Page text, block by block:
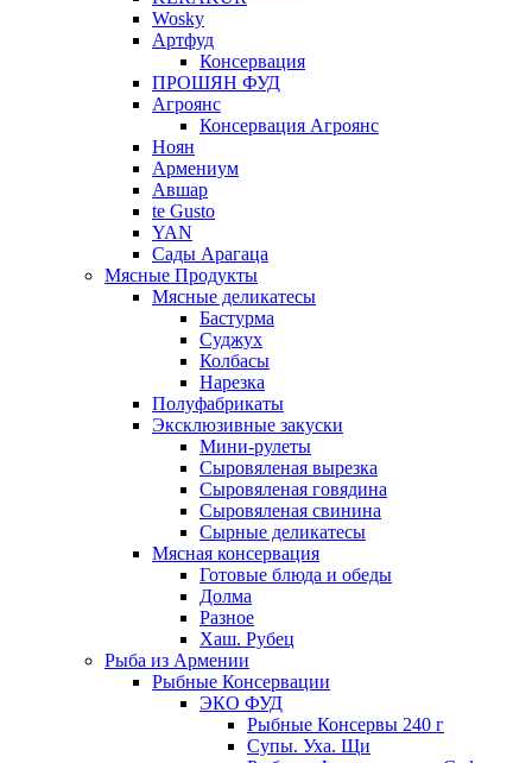
Wosky
Артфуд
Консервация
ПРОШЯН ФУД
Агроянс
Консервация Агроянс
Ноян
Армениум
Авшар
te Gusto
YAN
Сады Арагаца
Мясные Продукты
Мясные деликатесы
Бастурма
Суджух
Колбасы
Нарезка
Полуфабрикаты
Эксклюзивные закуски
Мини-рулеты
Сыровяленая вырезка
Сыровяленая говядина
Сыровяленая свинина
Сырные деликатесы
Мясная консервация
Готовые блюда и обеды
Долма
Разное
Хаш. Рубец
Рыба из Армении
Рыбные Консервации
ЭКО ФУД
Рыбные Консервы 240 г
Супы. Уха. Щи